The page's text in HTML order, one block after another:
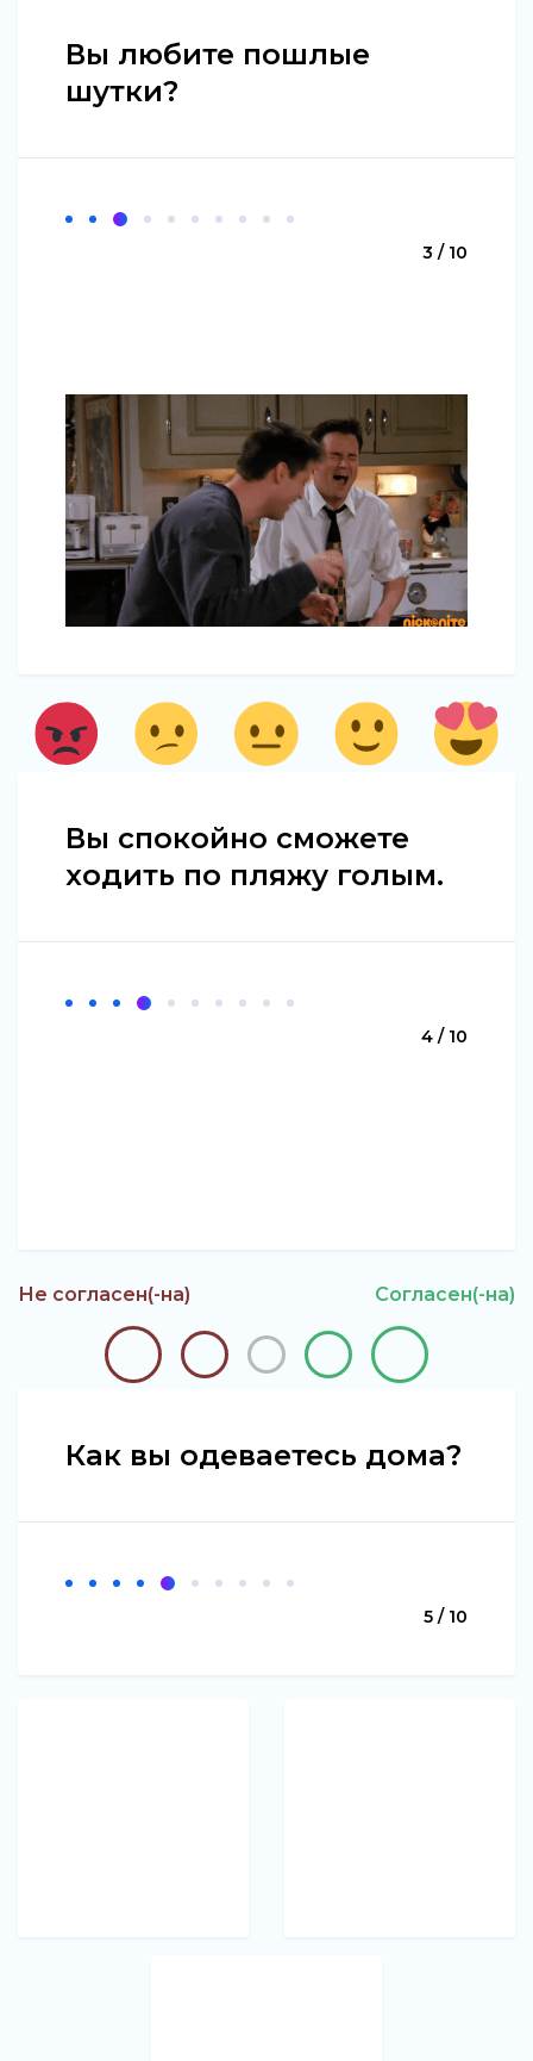
Вы любите пошлые
шутки?
3 / 10
Вы спокойно сможете
ходить по пляжу голым.
4 / 10
Не согласен(-на) Согласен(-на)
Как вы одеваетесь дома?
5 / 10